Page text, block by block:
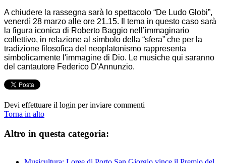
A chiudere la rassegna sarà lo spettacolo “De Ludo Globi”,
venerdì 28 marzo alle ore 21.15. Il tema in questo caso sarà
la figura iconica di Roberto Baggio nell’immaginario
collettivo, in relazione al simbolo della “sfera” che per la
tradizione filosofica del neoplatonismo rappresenta
simbolicamente l'immagine di Dio. Le musiche qui saranno
del cantautore Federico D'Annunzio.
Devi effettuare il login per inviare commenti
Torna in alto
Altro in questa categoria: